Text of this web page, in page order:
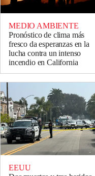
MEDIO AMBIENTE
Pronóstico de clima más
fresco da esperanzas en la
lucha contra un intenso
incendio en California
EEUU